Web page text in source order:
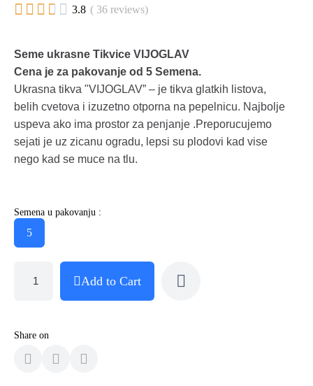
     3.8 ( 36 reviews)
Seme ukrasne Tikvice VIJOGLAV
Cena je za pakovanje od 5 Semena.
Ukrasna tikva "VIJOGLAV” – je tikva glatkih listova,
belih cvetova i izuzetno otporna na pepelnicu. Najbolje
uspeva ako ima prostor za penjanje .Preporucujemo
sejati je uz zicanu ogradu, lepsi su plodovi kad vise
nego kad se muce na tlu.
Semena u pakovanju :
5
Add to Cart
Share on